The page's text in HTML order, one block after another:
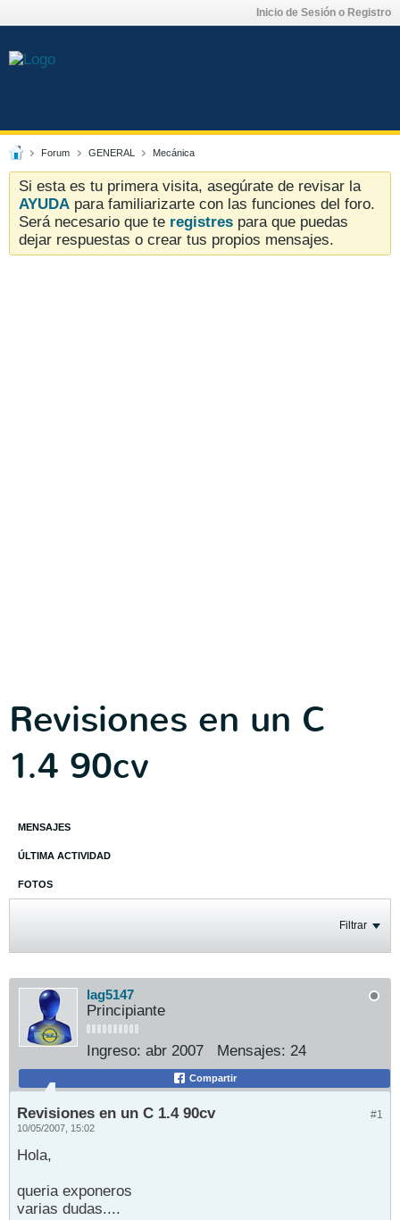
Inicio de Sesión o Registro
Forum GENERAL Mecánica
Si esta es tu primera visita, asegúrate de revisar la
AYUDA para familiarizarte con las funciones del foro.
Será necesario que te registres para que puedas
dejar respuestas o crear tus propios mensajes.
Revisiones en un C
1.4 90cv
MENSAJES
ÚLTIMA ACTIVIDAD
FOTOS
Filtrar
lag5147
Principiante
Ingreso: abr 2007 Mensajes: 24
Compartir
#1
Revisiones en un C 1.4 90cv
10/05/2007, 15:02
Hola,
queria exponeros
varias dudas....